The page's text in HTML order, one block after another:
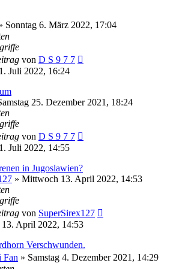
Sonntag 6. März 2022, 17:04
von D S 9 7 7
Juli 2022, 16:24
25. Dezember 2021, 18:24
von D S 9 7 7
Juli 2022, 14:55
in Jugoslawien?
» Mittwoch 13. April 2022, 14:53
von SuperSirex127
April 2022, 14:53
Verschwunden.
Fan » Samstag 4. Dezember 2021, 14:29